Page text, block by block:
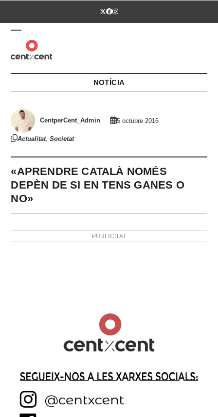
Twitter
Facebook
Instagram
Open
mobile
menu
Close
mobile
menu
NOTÍCIA
CentperCent_Admin 5 octubre 2016
Actualitat,Societat
«APRENDRE CATALÀ NOMÉS
DEPÈN DE SI EN TENS GANES O
NO»
PUBLICITAT